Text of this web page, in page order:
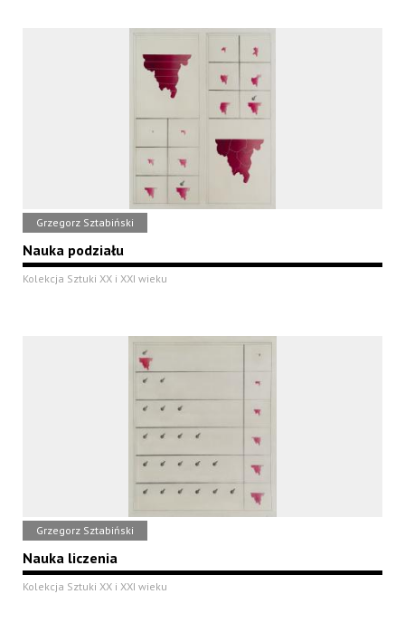
Grzegorz Sztabiński
Nauka podziału
Kolekcja Sztuki XX i XXI wieku
Grzegorz Sztabiński
Nauka liczenia
Kolekcja Sztuki XX i XXI wieku